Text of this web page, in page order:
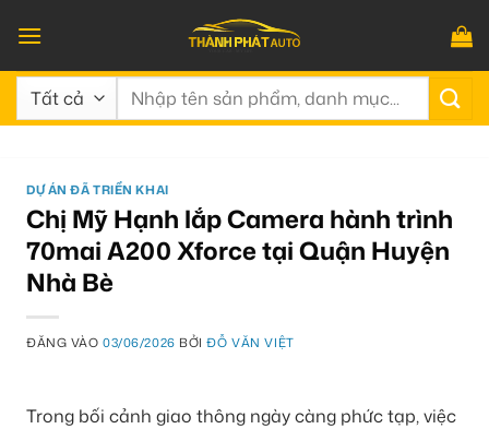
qua
nội
dung
Tìm
DỰ ÁN ĐÃ TRIỂN KHAI
Chị Mỹ Hạnh lắp Camera hành trình
70mai A200 Xforce tại Quận Huyện
Nhà Bè
ĐĂNG VÀO03/06/2026 BỞIĐỖ VĂN VIỆT
Trong bối cảnh giao thông ngày càng phức tạp, việc